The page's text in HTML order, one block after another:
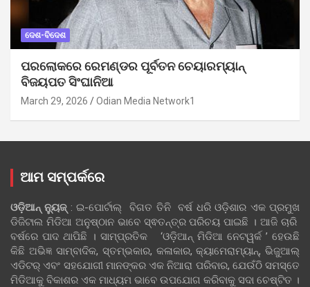
ଦେଶ-ବିଦେଶ
ପରଲୋକରେ ରେମଣ୍ଡର ପୂର୍ବତନ ଚେୟାରମ୍ୟାନ୍
ବିଜୟପତ ସିଂଘାନିଆ
March 29, 2026 Odian Media Network1
ଆମ ସମ୍ପର୍କରେ
ଓଡ଼ିଆନ୍‍ ନ୍ୟୁଜ୍‍: ଇ-ପୋର୍ଟାଲ୍ ବିଗତ ତିନି ବର୍ଷ ଧରି ଓଡ଼ିଶାର ଏକ ପ୍ରମୁଖ
ଡିଜିଟାଲ ମିଡିଆ ଅନୁଷ୍ଠାନ ଭାବେ ସ୍ଵତନ୍ତ୍ର ପରିଚୟ ପାଇଛି । ଆଜି ଚାରି
ବର୍ଷରେ ପାଦ ଥାପିଛି । ସାମ୍ପ୍ରତିକ ‘ଓଡ଼ିଆନ୍‍ ମିଡିଆ ନେଟୱର୍କ ’ ହେଉଛି
କିଛି ଅଭିଜ୍ଞ ସାମ୍ବାଦିକ, ସ୍ତମ୍ଭକାର, କଳାକାର, କ୍ୟାମେରାମ୍ୟାନ୍, ଭିଜୁଆଲ୍
ଏଡିଟର୍ ଏବଂ ସହଯୋଗୀ ମାନଙ୍କର ଏକ ନିଆରା ପରିବାର, ଯେଉଁଠି ସମସ୍ତେ
ମିଡିଆକୁ ବିକାଶର ଏକ ମାଧ୍ୟମ ଭାବେ ଉପଯୋଗ କରିବାକୁ ସଦା ଚେଷ୍ଟିତ ।